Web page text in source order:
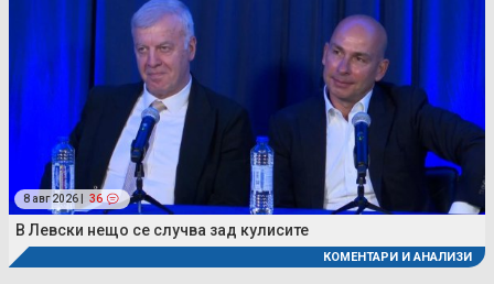
8 авг 2026 | 36
В Левски нещо се случва зад кулисите
КОМЕНТАРИ И АНАЛИЗИ